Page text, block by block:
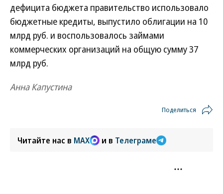
дефицита бюджета правительство использовало
бюджетные кредиты, выпустило облигации на 10
млрд руб. и воспользовалось займами
коммерческих организаций на общую сумму 37
млрд руб.
Анна Капустина
Поделиться
Читайте нас в MAX и в Телеграме